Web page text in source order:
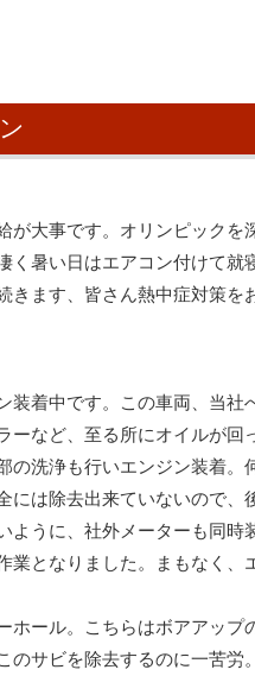
が大事です。オリンピックを
暑い日はエアコン付けて就
きます、皆さん熱中症対策を
着中です。この車両、当社
ーなど、至る所にオイルが回
洗浄も行いエンジン装着。
には除去出来ていないので、
ように、社外メーターも同時
業となりました。まもなく、
ホール。こちらはボアアップ
サビを除去するのに一苦労